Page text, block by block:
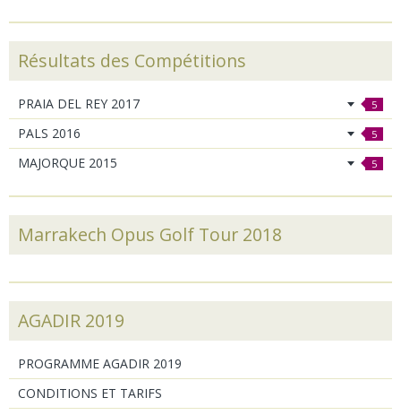
Résultats des Compétitions
PRAIA DEL REY 2017 5
PALS 2016 5
MAJORQUE 2015 5
Marrakech Opus Golf Tour 2018
AGADIR 2019
PROGRAMME AGADIR 2019
CONDITIONS ET TARIFS